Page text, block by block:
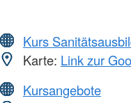
Kurs
Karte: Link zur
Kursangebote